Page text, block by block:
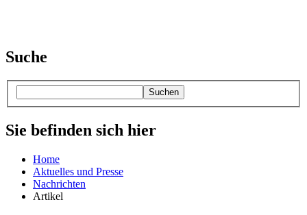
Suche
Suchen
Sie befinden sich hier
Home
Aktuelles und Presse
Nachrichten
Artikel